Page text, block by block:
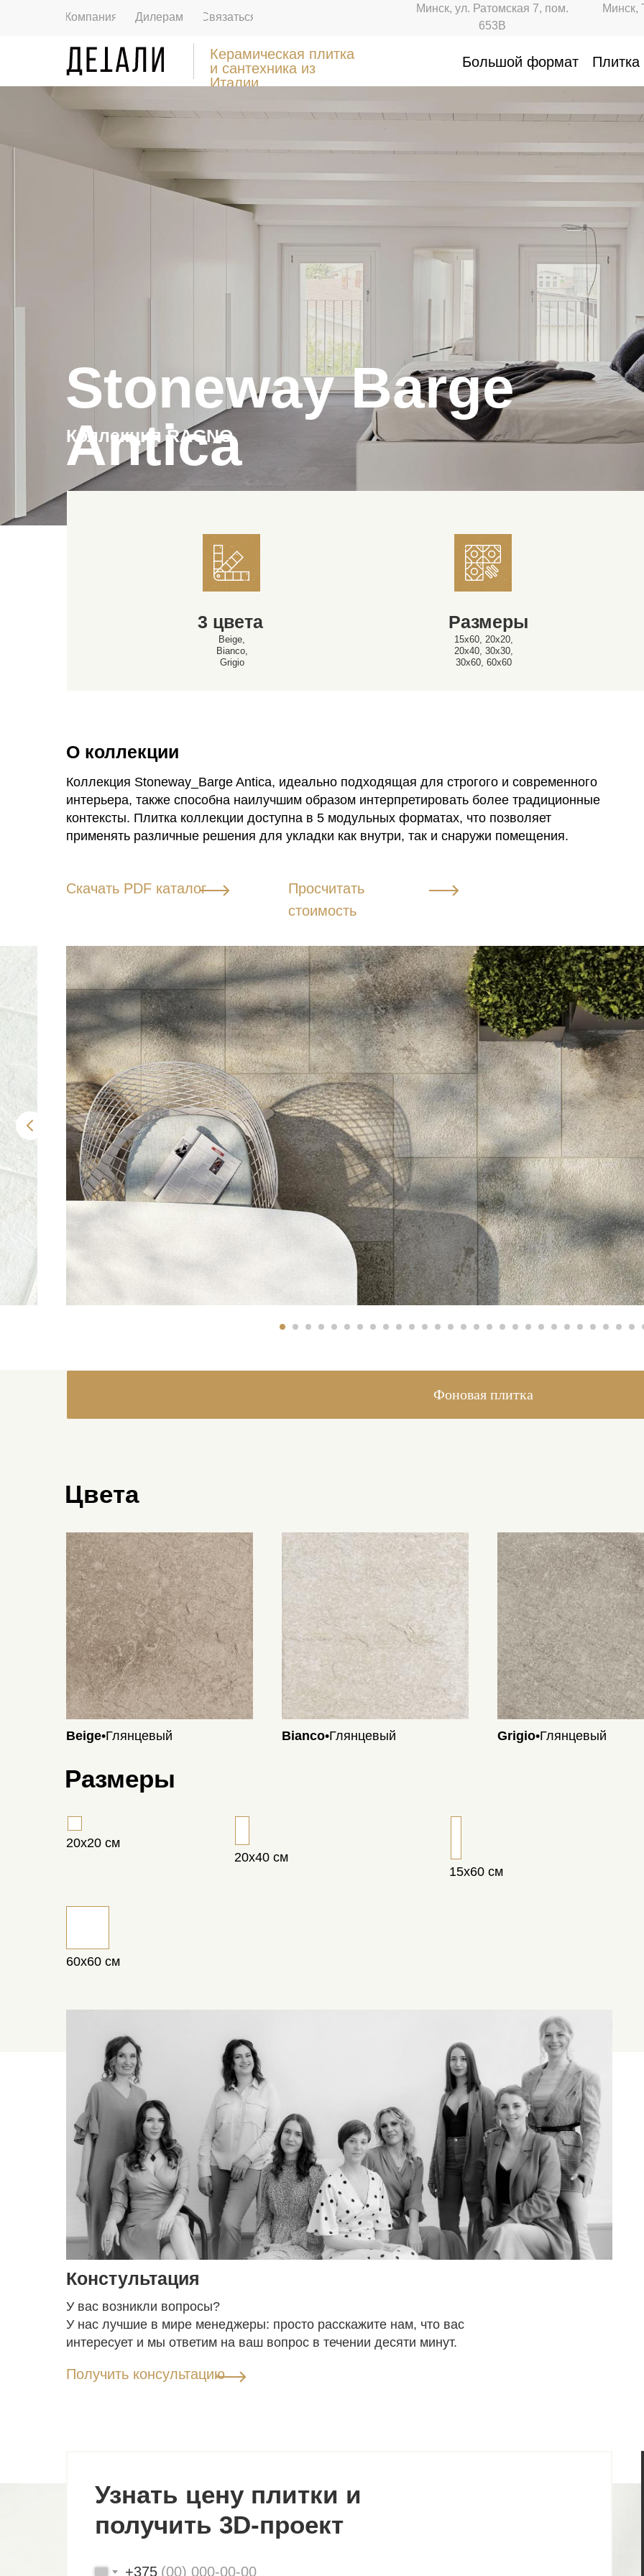
Плитка
Большой формат
Керамическая плитка
и сантехника из
Италии
Компания Дилерам Связаться
Минск, ул. Ратомская 7, пом.
653В
Минск,
Beige,
Bianco,
Grigio
3 цвета
15x60, 20x20,
20x40, 30x30,
30x60, 60x60
Размеры
Stoneway Barge
Antica
Коллекция RAGNO
Просчитать
стоимость
Скачать PDF каталог
Коллекция Stoneway_Barge Antica, идеально подходящая для строгого и современного
интерьера, также способна наилучшим образом интерпретировать более традиционные
контексты. Плитка коллекции доступна в 5 модульных форматах, что позволяет
применять различные решения для укладки как внутри, так и снаружи помещения.
О коллекции
Фоновая плитка
Beige•Глянцевый Grigio•Глянцевый
Bianco•Глянцевый
60х60 см
20х20 см
15х60 см
Цвета
Размеры
20х40 см
Получить консультацию
Констультация
У вас возникли вопросы?
У нас лучшие в мире менеджеры: просто расскажите нам, что вас
интересует и мы ответим на ваш вопрос в течении десяти минут.
+375
Узнать цену плитки и
получить 3D-проект